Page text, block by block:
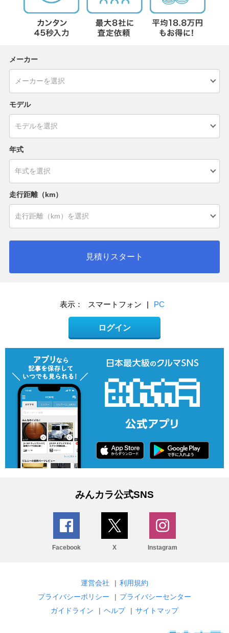
メーカー
モデル
年式
走行距離（km）
見積りスタート
表示： スマートフォン | PC
ログイン
みんカラ公式SNS
Facebook X Instagram
運営会社 | 利用規約
プライバシーポリシー
| プライバシーセンター
ガイドライン
| ヘルプ | サイトマップ